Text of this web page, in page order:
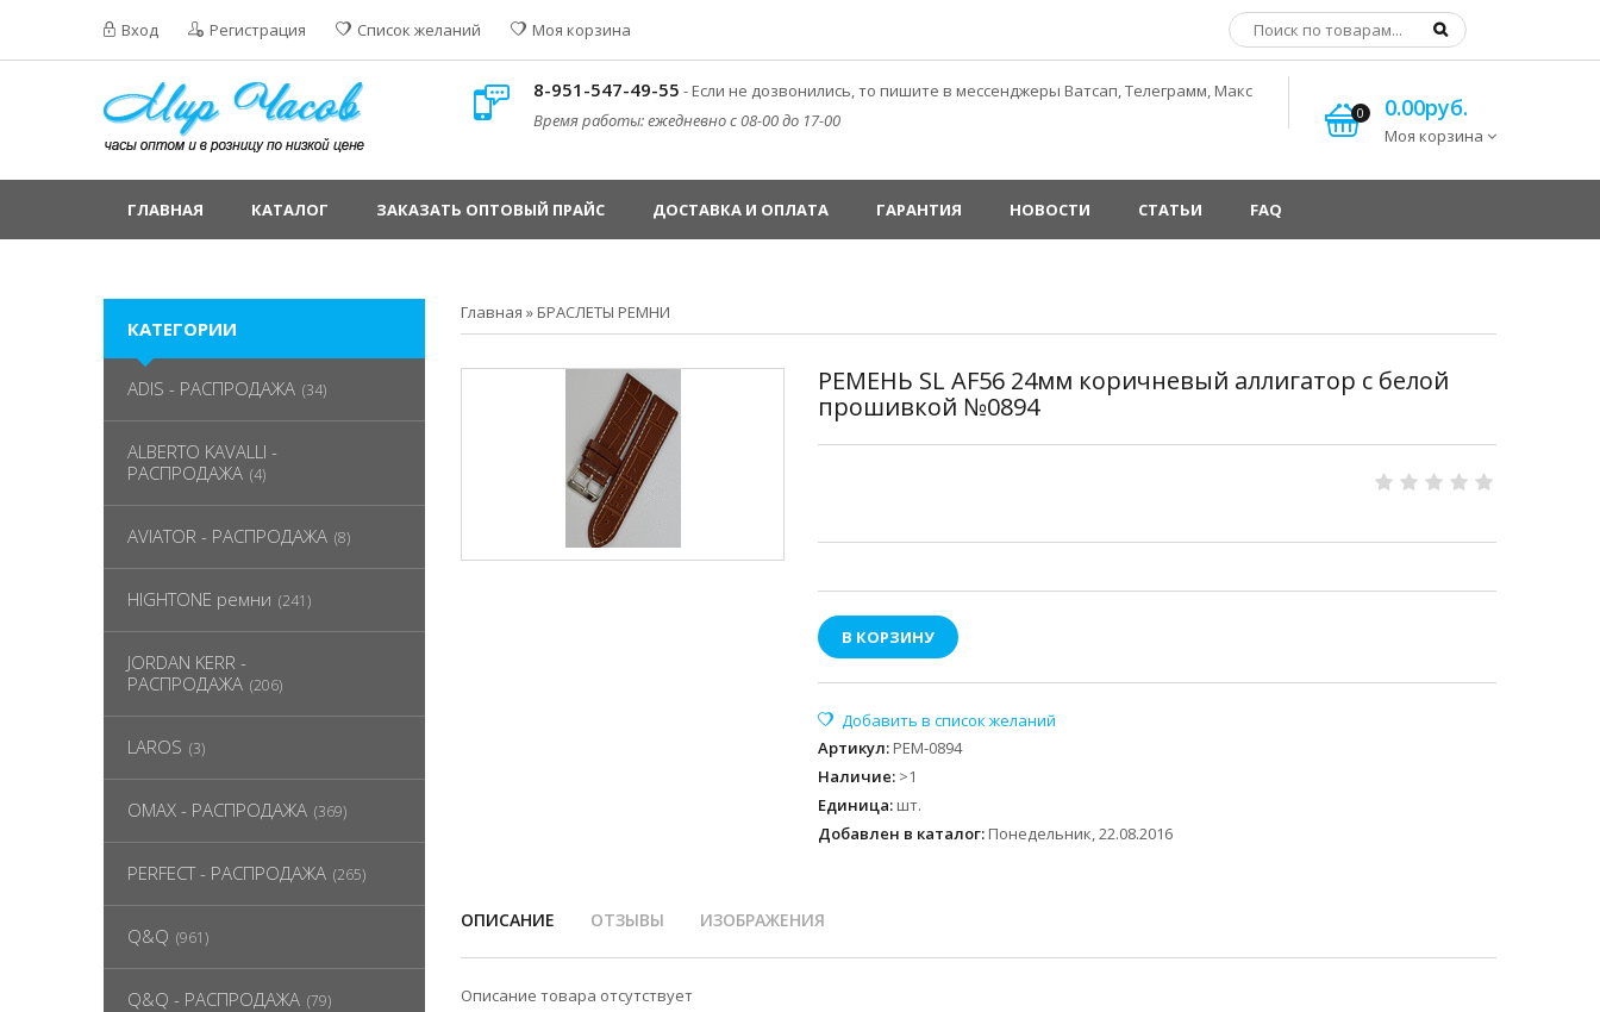
Вход Регистрация Список желаний Моя корзина
8-951-547-49-55 - Если не дозвонились, то пишите в мессенджеры Ватсап, Телеграмм, Макс
Время работы: ежедневно с 08-00 до 17-00
0 0.00руб.
Моя корзина
ГЛАВНАЯ КАТАЛОГ ЗАКАЗАТЬ ОПТОВЫЙ ПРАЙС ДОСТАВКА И ОПЛАТА ГАРАНТИЯ НОВОСТИ СТАТЬИ FAQ
Главная » БРАСЛЕТЫ РЕМНИ
РЕМЕНЬ SL AF56 24мм коричневый аллигатор с белой
прошивкой №0894
В КОРЗИНУ
Артикул: РЕМ-0894
Наличие: >1
Единица: шт.
Добавлен в каталог: Понедельник, 22.08.2016
ОПИСАНИЕ ОТЗЫВЫ ИЗОБРАЖЕНИЯ
Описание товара отсутствует
КАТЕГОРИИ
ADIS - РАСПРОДАЖА (34)
ALBERTO KAVALLI -
РАСПРОДАЖА (4)
AVIATOR - РАСПРОДАЖА (8)
HIGHTONE ремни (241)
JORDAN KERR -
РАСПРОДАЖА (206)
LAROS (3)
OMAX - РАСПРОДАЖА (369)
PERFECT - РАСПРОДАЖА (265)
Q&Q (961)
Q&Q - РАСПРОДАЖА (79)